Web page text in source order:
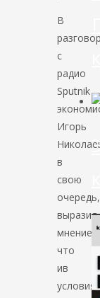
В
с
радио
Sputnik
Игорь
в
свою
очередь,
выразил
мнение,
что
ив